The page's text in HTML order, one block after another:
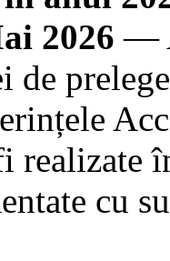
2026 —
de
realizate
cu